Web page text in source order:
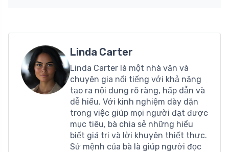
Linda Carter
Linda Carter là một nhà văn và
chuyên gia nổi tiếng với khả năng
tạo ra nội dung rõ ràng, hấp dẫn và
dễ hiểu. Với kinh nghiệm dày dặn
trong việc giúp mọi người đạt được
mục tiêu, bà chia sẻ những hiểu
biết giá trị và lời khuyên thiết thực.
Sứ mệnh của bà là giúp người đọc